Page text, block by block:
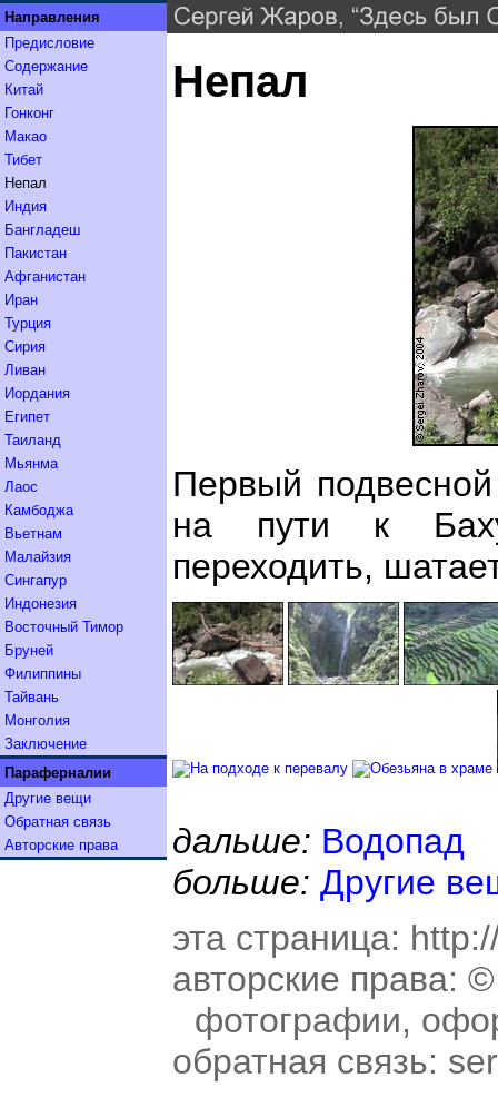
Направления
Предисловие
Содержание
Китай
Гонконг
Макао
Тибет
Непал
Индия
Бангладеш
Пакистан
Афганистан
Иран
Турция
Сирия
Ливан
Иордания
Египет
Таиланд
Мьянма
Лаос
Камбоджа
Вьетнам
Малайзия
Сингапур
Индонезия
Восточный Тимор
Бруней
Филиппины
Тайвань
Монголия
Заключение
Параферналии
Другие вещи
Обратная связь
Авторские права
Непал
Первый
на пути к
переходить,
дальше: Водопад
больше: Другие
эта страница:
авторские права: ©
фотографии,
обратная связь: